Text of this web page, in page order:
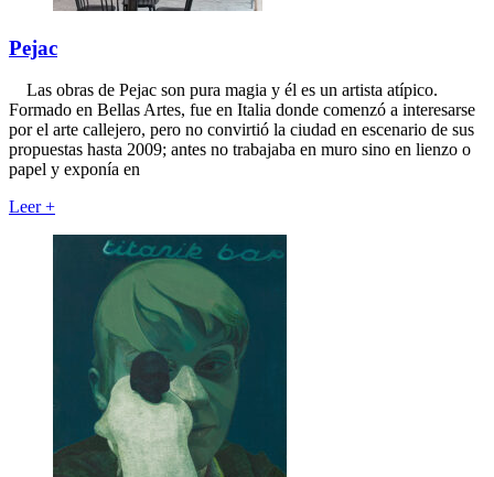
Pejac
Las obras de Pejac son pura magia y él es un artista atípico.
Formado en Bellas Artes, fue en Italia donde comenzó a interesarse
por el arte callejero, pero no convirtió la ciudad en escenario de sus
propuestas hasta 2009; antes no trabajaba en muro sino en lienzo o
papel y exponía en
Leer+